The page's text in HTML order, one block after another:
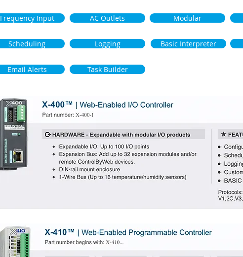
Frequency Input AC Outlets Modular
Scheduling Logging Basic Interpreter
Email Alerts Task Builder